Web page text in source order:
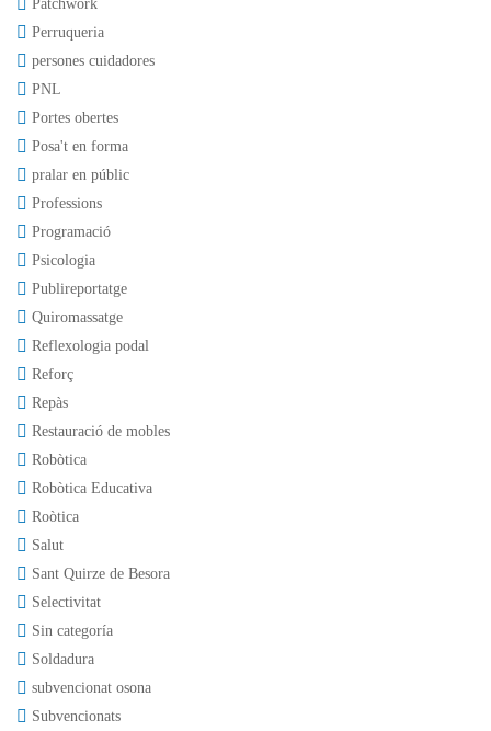
Patchwork
Perruqueria
persones cuidadores
PNL
Portes obertes
Posa't en forma
pralar en públic
Professions
Programació
Psicologia
Publireportatge
Quiromassatge
Reflexologia podal
Reforç
Repàs
Restauració de mobles
Robòtica
Robòtica Educativa
Roòtica
Salut
Sant Quirze de Besora
Selectivitat
Sin categoría
Soldadura
subvencionat osona
Subvencionats